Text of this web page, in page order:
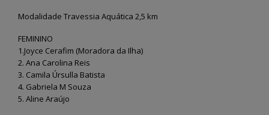
Modalidade Travessia Aquática 2,5 km
FEMININO
1.Joyce Cerafim (Moradora da Ilha)
2. Ana Carolina Reis
3. Camila Úrsulla Batista
4. Gabriela M Souza
5. Aline Araújo